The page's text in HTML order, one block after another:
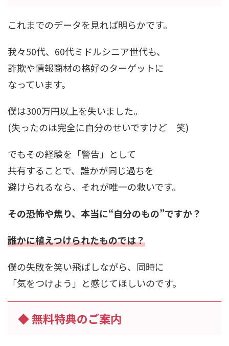
これまでのデータを見れば明らかです。
我々50代、60代ミドルシニア世代も、
詐欺や情報商材の格好のターゲットに
なっています。
僕は300万円以上を失いました。
(失ったのは完全に自分のせいですけど 笑)
でもその経験を「警告」として
共有することで、誰かが同じ過ちを
避けられるなら、それが唯一の救いです。
その恐怖や焦り、本当に“自分のもの”ですか？
誰かに植えつけられたものでは？
僕の失敗を笑い飛ばしながら、同時に
「気をつけよう」と感じてほしいのです。
◆ 無料特典のご案内